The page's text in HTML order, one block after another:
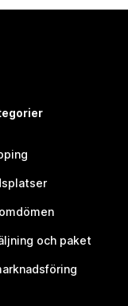
och paket